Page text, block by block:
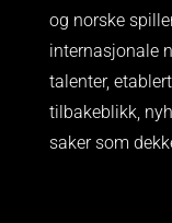
og norske
internasjonale
talenter,
tilbakeblikk,
saker som